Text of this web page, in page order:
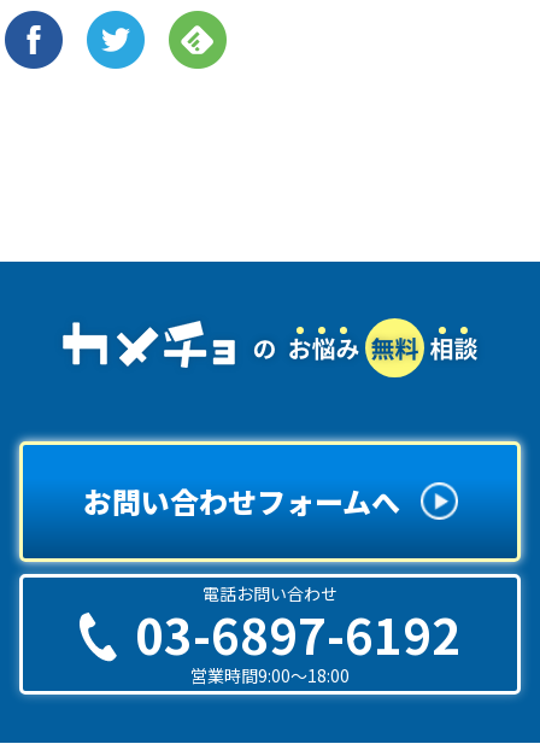
お問い合わせフォームへ
電話お問い合わせ
03-6897-6192
営業時間9:00〜18:00